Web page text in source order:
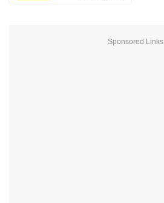
Sponsored Links